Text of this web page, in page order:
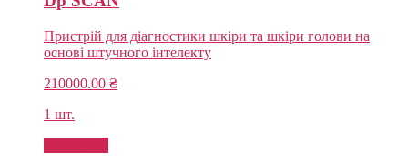
Пристрій для діагностики шкіри та шкіри голови на
основі штучного інтелекту
210000.00 ₴
1 шт.